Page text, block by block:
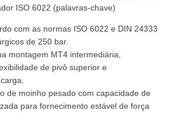
ISO 6022 (palavras-chave)
com as normas ISO 6022 e DIN 24333
de 250 bar.
montagem MT4 intermediária,
de pivô superior e
de moinho pesado com capacidade de
para fornecimento estável de força